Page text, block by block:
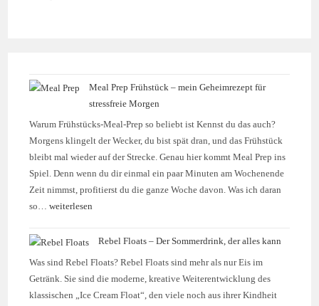
Meal Prep Frühstück – mein Geheimrezept für
stressfreie Morgen
Warum Frühstücks-Meal-Prep so beliebt ist Kennst du das auch?
Morgens klingelt der Wecker, du bist spät dran, und das Frühstück
bleibt mal wieder auf der Strecke. Genau hier kommt Meal Prep ins
Spiel. Denn wenn du dir einmal ein paar Minuten am Wochenende
Zeit nimmst, profitierst du die ganze Woche davon. Was ich daran
so…weiterlesen
Rebel Floats – Der Sommerdrink, der alles kann
Was sind Rebel Floats? Rebel Floats sind mehr als nur Eis im
Getränk. Sie sind die moderne, kreative Weiterentwicklung des
klassischen „Ice Cream Float“, den viele noch aus ihrer Kindheit